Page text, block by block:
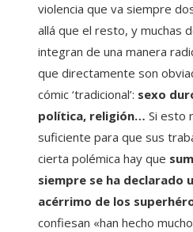
violencia que va siempre
allá que el resto, y muchas
integran de una manera
que directamente son
cómic ‘tradicional’: sexo
política, religión… Si esto
suficiente para que sus
cierta polémica hay que
siempre se ha declarado
acérrimo de los
confiesan «han hecho